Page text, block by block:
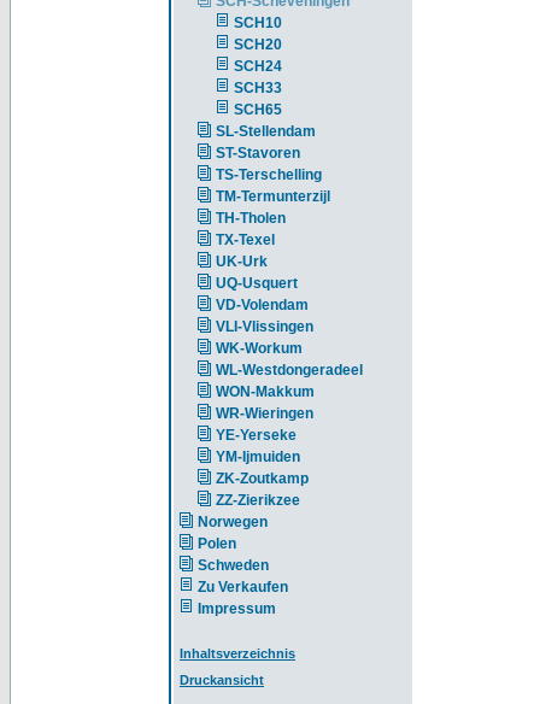
SCH10
SCH20
SCH24
SCH33
SCH65
SL-Stellendam
ST-Stavoren
TS-Terschelling
TM-Termunterzijl
TH-Tholen
TX-Texel
UK-Urk
UQ-Usquert
VD-Volendam
VLI-Vlissingen
WK-Workum
WL-Westdongeradeel
WON-Makkum
WR-Wieringen
YE-Yerseke
YM-Ijmuiden
ZK-Zoutkamp
ZZ-Zierikzee
Norwegen
Polen
Schweden
Zu Verkaufen
Impressum
Inhaltsverzeichnis
Druckansicht